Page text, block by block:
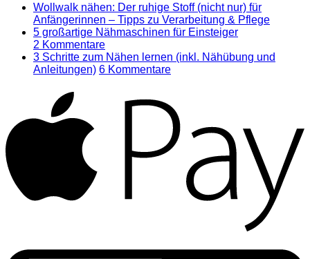
Wollwalk nähen: Der ruhige Stoff (nicht nur) für
Anfängerinnen – Tipps zu Verarbeitung & PflegeKeine
Tipps
zu
&
5 großartige Nähmaschinen für Einsteiger
2 Kommentarezu
5
großartige
Einsteiger
3 Schritte zum Nähen lernen (inkl. Nähübung und
Anleitungen) 6 Kommentarezu
zum
Nähen
lernen
(inkl.
Nähübung
und
Anleitungen)